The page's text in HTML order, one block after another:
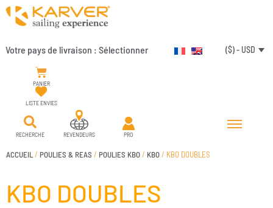
Votre pays de livraison : Sélectionner ($) - USD
PANIER
LISTE ENVIES
RECHERCHE REVENDEURS PRO
ACCUEIL / POULIES & REAS / POULIES KBO/ KBO/ KBO DOUBLES
KBO DOUBLES